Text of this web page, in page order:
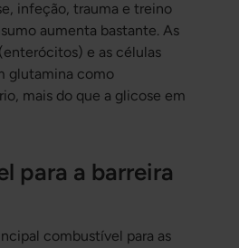
infeção, trauma e treino
aumenta bastante. As
e as células
glutamina como
mais do que a glicose em
para a barreira
combustível para as